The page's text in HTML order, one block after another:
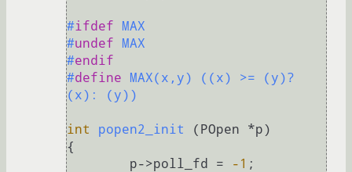
#ifdef MAX
#undef MAX
#endif
#define MAX(x,y) ((x) >= (y)?
(x): (y))
int popen2_init
(POpen *p)
{
	p->poll_fd =
-1 ;